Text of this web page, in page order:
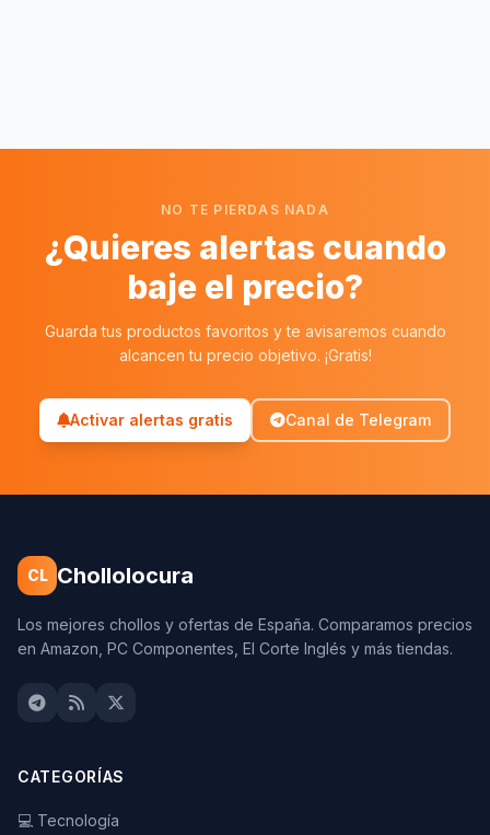
NO TE PIERDAS NADA
¿Quieres alertas cuando
baje el precio?
Guarda tus productos favoritos y te avisaremos cuando
alcancen tu precio objetivo. ¡Gratis!
Activar alertas gratis Canal de Telegram
CL Chollolocura
Los mejores chollos y ofertas de España. Comparamos precios
en Amazon, PC Componentes, El Corte Inglés y más tiendas.
CATEGORÍAS
💻 Tecnología